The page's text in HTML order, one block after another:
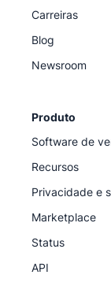
Carreiras
Blog
Newsroom
Produto
Software de
Recursos
Privacidade e
Marketplace
Status
API